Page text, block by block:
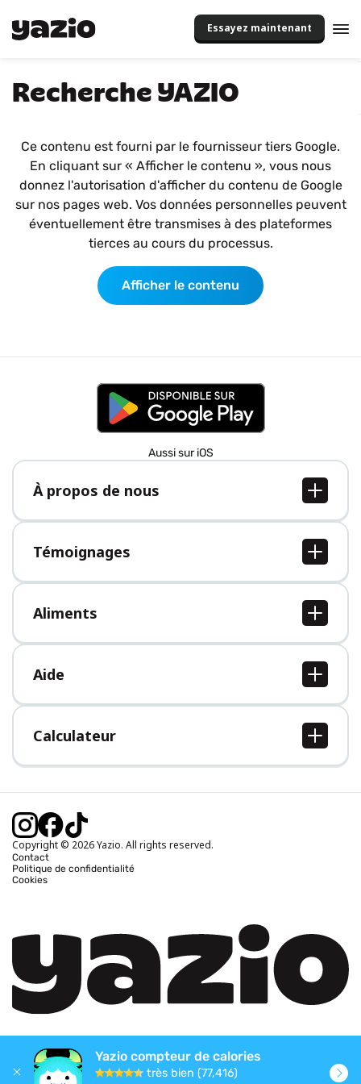
Essayez maintenant
Recherche YAZIO
Ce contenu est fourni par le fournisseur tiers Google.
En cliquant sur « Afficher le contenu », vous nous
donnez l'autorisation d'afficher du contenu de Google
sur nos pages web. Vos données personnelles peuvent
éventuellement être transmises à des plateformes
tierces au cours du processus.
Afficher le contenu
Aussi sur iOS
À propos de nous
À propos de nous
Postes
Presse
Témoignages
Tous les témoignages
Aliments
Tous les aliments
Aide
Centre d'aide
Calculateur
Calcul IMC
Calcul poids idéal
Calcul calories brûlées
Copyright © 2026 Yazio. All rights reserved.
Contact
Politique de confidentialité
Cookies
Yazio compteur de calories
très bien (77,416)